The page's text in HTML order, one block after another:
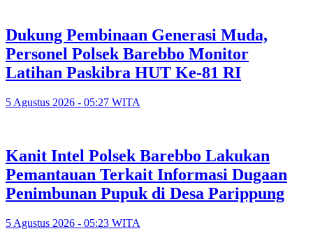
Dukung Pembinaan Generasi Muda,
Personel Polsek Barebbo Monitor
Latihan Paskibra HUT Ke-81 RI
5 Agustus 2026 - 05:27 WITA
Kanit Intel Polsek Barebbo Lakukan
Pemantauan Terkait Informasi Dugaan
Penimbunan Pupuk di Desa Parippung
5 Agustus 2026 - 05:23 WITA